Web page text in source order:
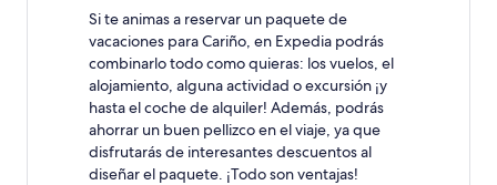
Si te animas a reservar un paquete de
vacaciones para Cariño, en Expedia podrás
combinarlo todo como quieras: los vuelos, el
alojamiento, alguna actividad o excursión ¡y
hasta el coche de alquiler! Además, podrás
ahorrar un buen pellizco en el viaje, ya que
disfrutarás de interesantes descuentos al
diseñar el paquete. ¡Todo son ventajas!